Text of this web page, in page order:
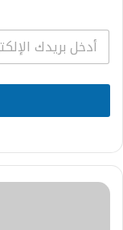
E
a
i
*
اختتام